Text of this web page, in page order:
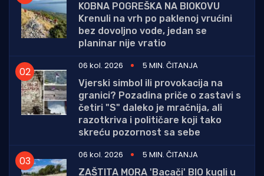
KOBNA POGREŠKA NA BIOKOVU
Krenuli na vrh po paklenoj vrućini
bez dovoljno vode, jedan se
planinar nije vratio
06 kol. 2026
5 MIN. ČITANJA
Vjerski simbol ili provokacija na
granici? Pozadina priče o zastavi s
četiri "S" daleko je mračnija, ali
razotkriva i političare koji tako
skreću pozornost sa sebe
06 kol. 2026
5 MIN. ČITANJA
ZAŠTITA MORA 'Bacači' BIO kugli u